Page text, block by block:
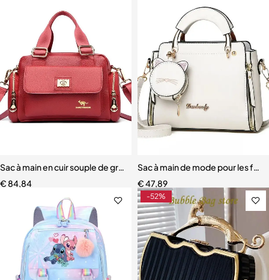
Sac à main en cuir souple de grande capacité pour femmes
€ 84,84
Sac à main de mode pour les
€47,89
-52%